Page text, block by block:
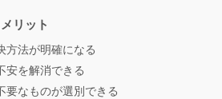
リット
方法が明確になる
安を解消できる
要なものが選別できる